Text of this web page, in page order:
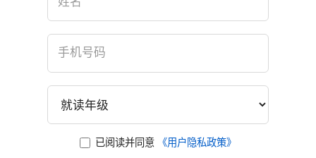
已阅读并同意
《用户隐私政策》